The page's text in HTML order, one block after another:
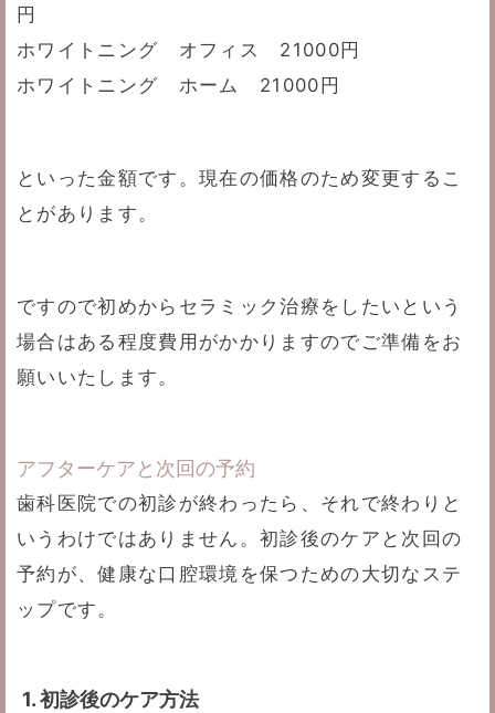
円
ホワイトニング オフィス 21000円
ホワイトニング ホーム 21000円
といった金額です。現在の価格のため変更するこ
とがあります。
ですので初めからセラミック治療をしたいという
場合はある程度費用がかかりますのでご準備をお
願いいたします。
アフターケアと次回の予約
歯科医院での初診が終わったら、それで終わりと
いうわけではありません。初診後のケアと次回の
予約が、健康な口腔環境を保つための大切なステ
ップです。
1. 初診後のケア方法